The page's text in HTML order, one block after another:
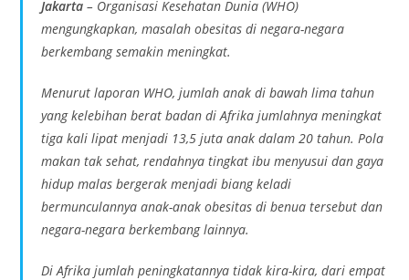
Jakarta – Organisasi Kesehatan Dunia (WHO)
mengungkapkan, masalah obesitas di negara-negara
berkembang semakin meningkat.
Menurut laporan WHO, jumlah anak di bawah lima tahun
yang kelebihan berat badan di Afrika jumlahnya meningkat
tiga kali lipat menjadi 13,5 juta anak dalam 20 tahun. Pola
makan tak sehat, rendahnya tingkat ibu menyusui dan gaya
hidup malas bergerak menjadi biang keladi
bermunculannya anak-anak obesitas di benua tersebut dan
negara-negara berkembang lainnya.
Di Afrika jumlah peningkatannya tidak kira-kira, dari empat